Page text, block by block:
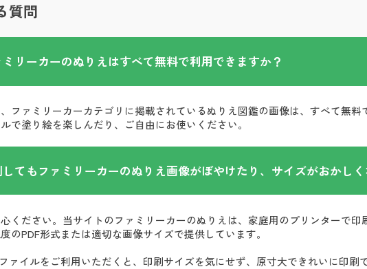
質問
ミリーカーのぬりえはすべて無料で利用できますか？
ファミリーカーカテゴリに掲載されているぬりえ図鑑の画像は、すべて無
で塗り絵を楽しんだり、ご自由にお使いください。
てもファミリーカーのぬりえ画像がぼやけたり、サイズがおかしく
ください。当サイトのファミリーカーのぬりえは、家庭用のプリンターで
のPDF形式または適切な画像サイズで提供しています。
ァイルをご利用いただくと、印刷サイズを気にせず、原寸大できれいに印刷で